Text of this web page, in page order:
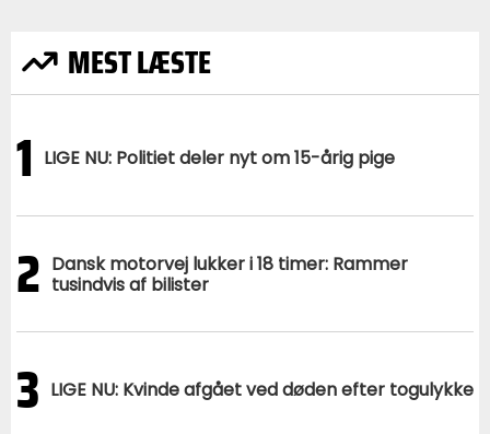
MEST LÆSTE
1 LIGE NU: Politiet deler nyt om 15-årig pige
2 Dansk motorvej lukker i 18 timer: Rammer
tusindvis af bilister
3 LIGE NU: Kvinde afgået ved døden efter togulykke